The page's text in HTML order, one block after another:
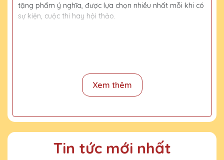
tặng phẩm ý nghĩa, được lựa chọn nhiều nhất mỗi khi có
sự kiện, cuộc thi hay hội thảo.
Quy trình sản xuất
Gửi bản vẽ, báo giá khách duyệt
Xem thêm
Tin tức mới nhất